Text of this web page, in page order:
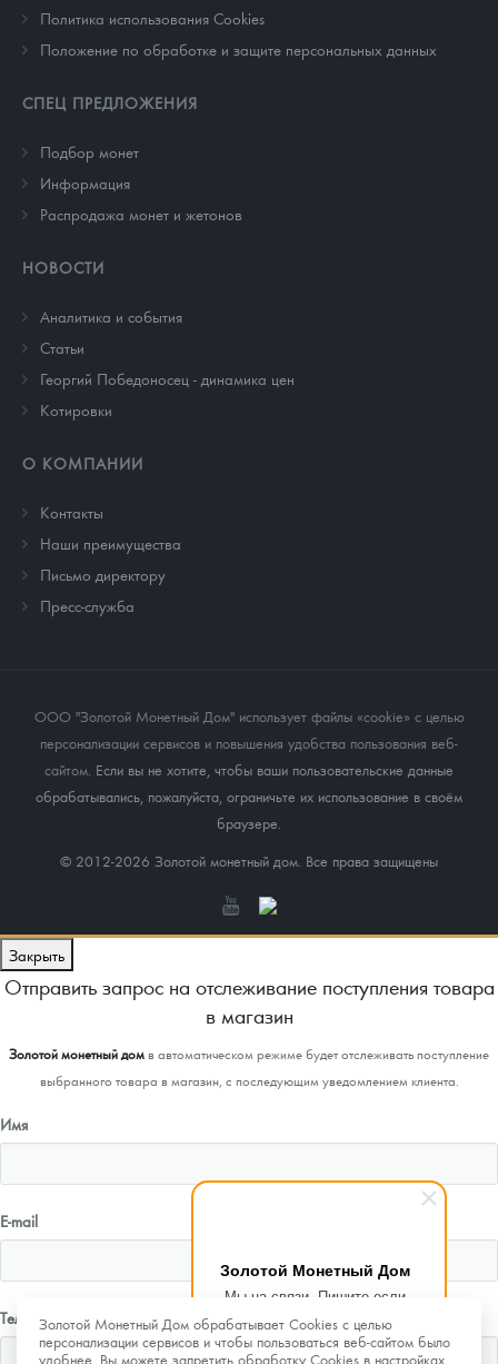
Золотой Монетный Дом
Мы на связи. Пишите если
возникнут любые вопросы.
Рады помочь.
Политика использования Cookies
Положение по обработке и защите персональных данных
СПЕЦ ПРЕДЛОЖЕНИЯ
Подбор монет
Информация
Распродажа монет и жетонов
НОВОСТИ
Аналитика и события
Cтатьи
Георгий Победоносец - динамика цен
Котировки
О КОМПАНИИ
Контакты
Наши преимущества
Письмо директору
Пресс-служба
ООО "Золотой Монетный Дом" использует файлы «cookie» с целью
персонализации сервисов и повышения удобства пользования веб-
сайтом. Если вы не хотите, чтобы ваши пользовательские данные
обрабатывались, пожалуйста, ограничьте их использование в своём
браузере.
© 2012-2026 Золотой монетный дом. Все права защищены
Золотой Монетный Дом обрабатывает Cookies с целью
персонализации сервисов и чтобы пользоваться веб-сайтом было
удобнее. Вы можете запретить обработку Cookies в настройках
Закрыть
Отправить запрос на отслеживание поступления товара
в магазин
Золотой монетный домв автоматическом режиме будет отслеживать поступление
выбранного товара в магазин, с последующим уведомлением клиента.
Имя
E-mail
Телефон